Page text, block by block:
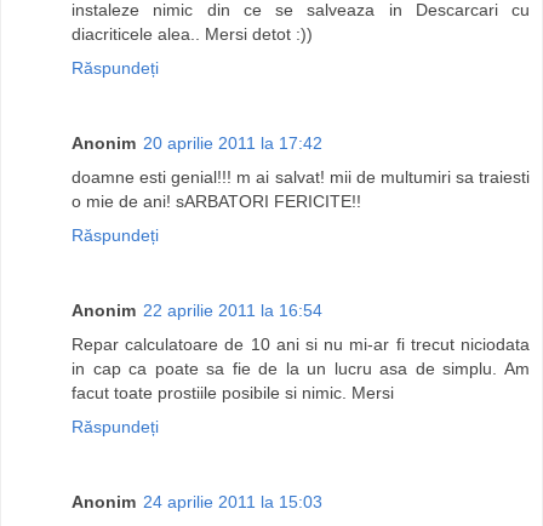
instaleze nimic din ce se salveaza in Descarcari cu
diacriticele alea.. Mersi detot :))
Răspundeți
Anonim 20 aprilie 2011 la 17:42
doamne esti genial!!! m ai salvat! mii de multumiri sa traiesti
o mie de ani! sARBATORI FERICITE!!
Răspundeți
Anonim 22 aprilie 2011 la 16:54
Repar calculatoare de 10 ani si nu mi-ar fi trecut niciodata
in cap ca poate sa fie de la un lucru asa de simplu. Am
facut toate prostiile posibile si nimic. Mersi
Răspundeți
Anonim 24 aprilie 2011 la 15:03